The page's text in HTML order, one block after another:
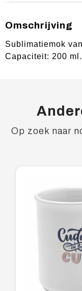
Omschrijving
Sublimatiemok
Capaciteit: 200 ml.
Op zoek naar